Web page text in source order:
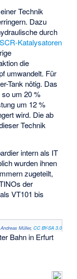
Technik
Dazu
durch
SCR-Katalysatoren
die
umwandelt. Für
Tank nötig. Das
um 20 %
um 12 %
wird. Die ab
Technik
intern als IT
wurden ihnen
zugeteilt,
der
VT101 bis
Andreas Müller, CC BY-SA 3.0
Bahn in Erfurt